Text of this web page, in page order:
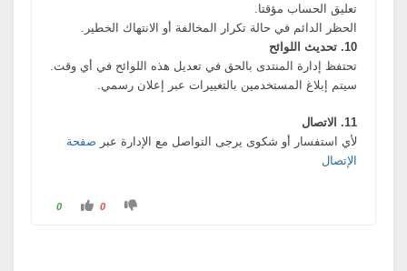
تعليق الحساب مؤقتا.
الحظر الدائم في حالة تكرار المخالفة أو الانتهاك الخطير.
10. تحديث اللوائح
تحتفظ إدارة المنتدى بالحق في تعديل هذه اللوائح في أي وقت.
سيتم إبلاغ المستخدمين بالتغييرات عبر إعلان رسمي.
11. الاتصال
لأي استفسار أو شكوى يرجى التواصل مع الإدارة عبر صفحة
الإتصال
0
0